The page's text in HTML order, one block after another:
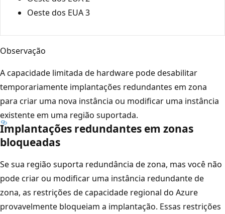
Oeste dos EUA 3
Observação
A capacidade limitada de hardware pode desabilitar
temporariamente implantações redundantes em zona
para criar uma nova instância ou modificar uma instância
existente em uma região suportada.
Implantações redundantes em zonas
bloqueadas
Se sua região suporta redundância de zona, mas você não
pode criar ou modificar uma instância redundante de
zona, as restrições de capacidade regional do Azure
provavelmente bloqueiam a implantação. Essas restrições